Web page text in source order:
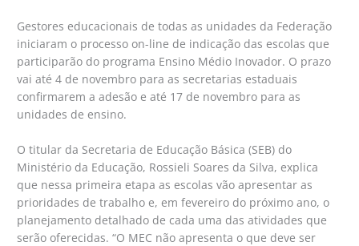
Gestores educacionais de todas as unidades da Federação
iniciaram o processo on-line de indicação das escolas que
participarão do programa Ensino Médio Inovador. O prazo
vai até 4 de novembro para as secretarias estaduais
confirmarem a adesão e até 17 de novembro para as
unidades de ensino.
O titular da Secretaria de Educação Básica (SEB) do
Ministério da Educação, Rossieli Soares da Silva, explica
que nessa primeira etapa as escolas vão apresentar as
prioridades de trabalho e, em fevereiro do próximo ano, o
planejamento detalhado de cada uma das atividades que
serão oferecidas. “O MEC não apresenta o que deve ser